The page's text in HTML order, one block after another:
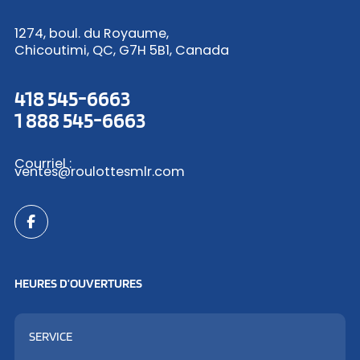
1274, boul. du Royaume,
Chicoutimi, QC, G7H 5B1, Canada
418 545-6663
1 888 545-6663
Courriel :
ventes@roulottesmlr.com
HEURES D’OUVERTURES
SERVICE